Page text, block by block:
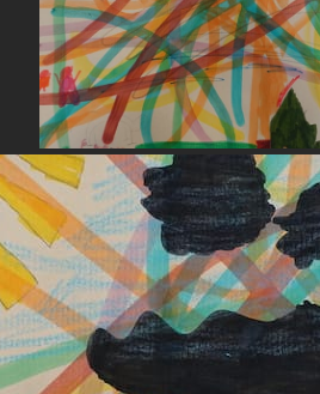
Partage
Autres Articles